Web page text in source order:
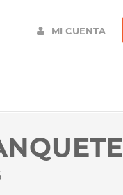
MI CUENTA